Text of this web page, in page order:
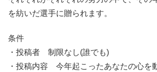
を紡いだ選手に贈られます。
条件
・投稿者 制限なし(誰でも)
・投稿内容 今年起こったあなたの心を